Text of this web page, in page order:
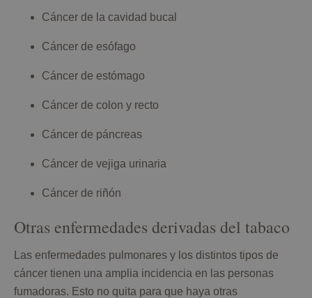
Cáncer de la cavidad bucal
Cáncer de esófago
Cáncer de estómago
Cáncer de colon y recto
Cáncer de páncreas
Cáncer de vejiga urinaria
Cáncer de riñón
Otras enfermedades derivadas del tabaco
Las enfermedades pulmonares y los distintos tipos de
cáncer tienen una amplia incidencia en las personas
fumadoras. Esto no quita para que haya otras